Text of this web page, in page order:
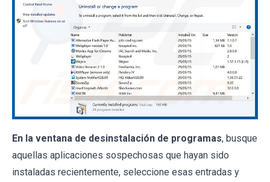
En la ventana de desinstalación de programas, busque
aquellas aplicaciones sospechosas que hayan sido
instaladas recientemente, seleccione esas entradas y